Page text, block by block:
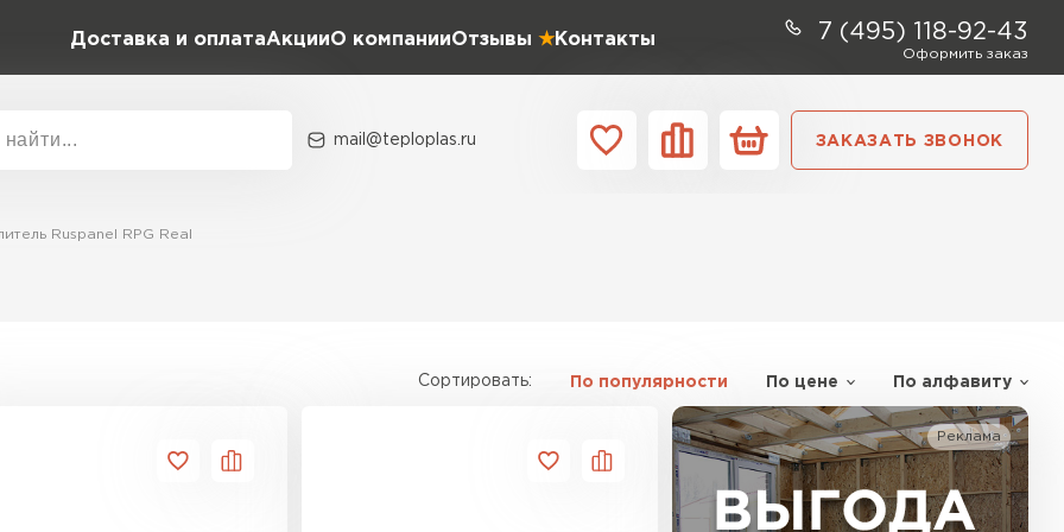
Доставка и оплатаАкцииО компанииОтзывы Контакты 7 (495) 118-92-43
Оформить заказ
mail@teploplas.ru ЗАКАЗАТЬ ЗВОНОК
Ruspanel RPG Real
Сортировать: По популярности По цене По алфавиту
Реклама
Контакты
Утеплитель Дирок